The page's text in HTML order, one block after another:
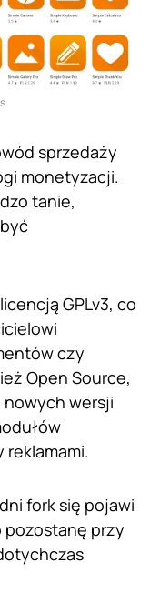
sprzedaży
monetyzacji.
tanie,
GPLv3, co
czy
Open Source,
nowych wersji
fork się pojawi
pozostanę przy